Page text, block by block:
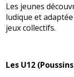
Les jeunes
ludique et
jeux collectifs.
Les U12